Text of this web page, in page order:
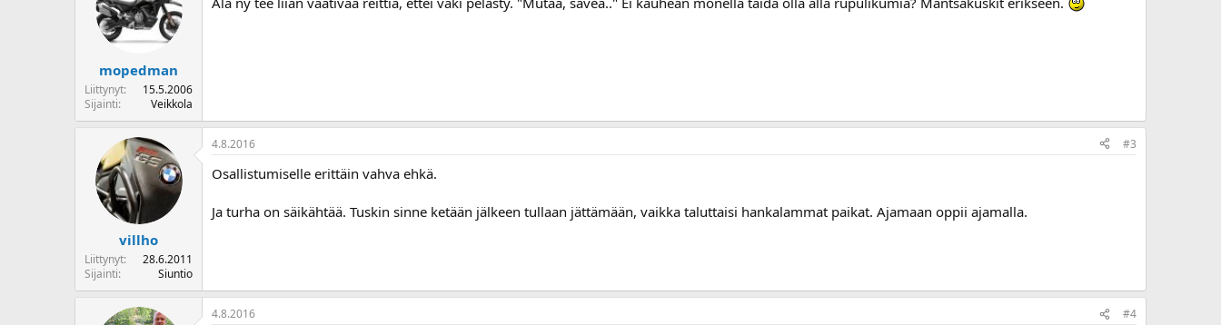
mopedman
Liittynyt
15.5.2006
Sijainti
Veikkola
villho
Liittynyt
28.6.2011
Sijainti
Siuntio
4.8.2016 #3
Osallistumiselle erittäin vahva ehkä.
Ja turha on säikähtää. Tuskin sinne ketään jälkeen tullaan jättämään, vaikka taluttaisi hankalammat paikat. Ajamaan oppii ajamalla.
4.8.2016 #4